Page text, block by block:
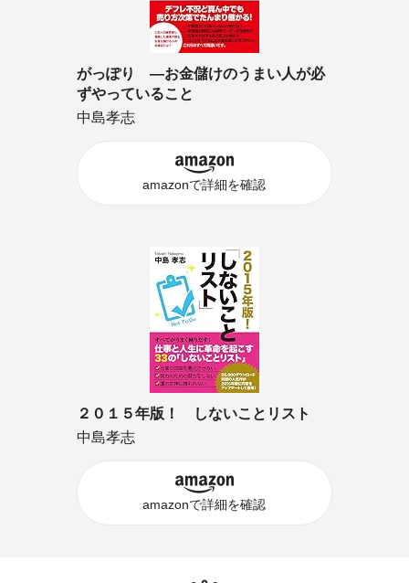
がっぽり ―お金儲けのうまい人が必
ずやっていること
中島孝志
amazonで詳細を確認
２０１５年版！ しないことリスト
中島孝志
amazonで詳細を確認